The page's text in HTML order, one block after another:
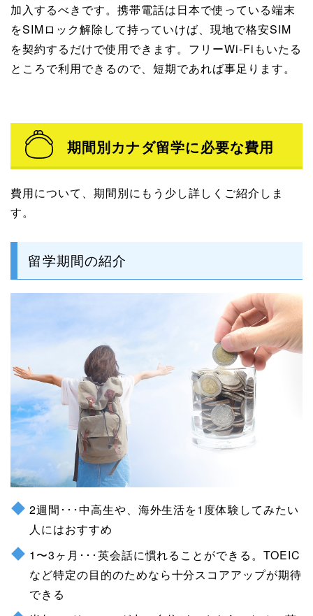
加入するべきです。携帯電話は日本で使っている端末
をSIMロック解除して持っていけば、現地で格安SIM
を契約するだけで使用できます。フリーWi-Fiもいたる
ところで利用できるので、短期であれば事足ります。
期間別カナダ留学に必要な費用
費用について、期間別にもう少し詳しくご紹介しま
す。
留学期間の紹介
2週間･･･中高生や、海外生活を1度体験してみたい
人にはおすすめ
1〜3ヶ月･･･英会話に慣れることができる。TOEIC
など特定の目的のためなら十分スコアアップが期待
できる